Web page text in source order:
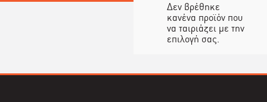
Δεν βρέθηκε
κανένα προϊόν που
να ταιριάζει με την
επιλογή σας.